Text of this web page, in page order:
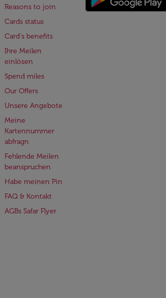
Reasons to join
Cards status
Card's benefits
Ihre Meilen
einlösen
Spend miles
Our Offers
Unsere Angebote
Meine
Kartennummer
abfragn
Fehlende Meilen
beanspruchen
Habe meinen Pin
FAQ & Kontakt
AGBs Safar Flyer